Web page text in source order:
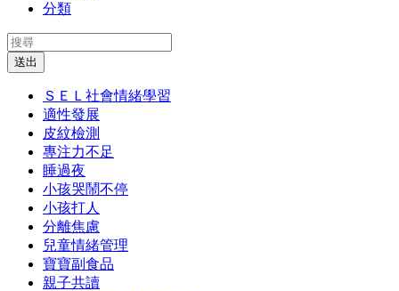
分類
送出
ＳＥＬ社會情緒學習
適性發展
皮紋檢測
專注力不足
睡過夜
小孩哭鬧不停
小孩打人
分離焦慮
兒童情緒管理
寶寶副食品
親子共讀